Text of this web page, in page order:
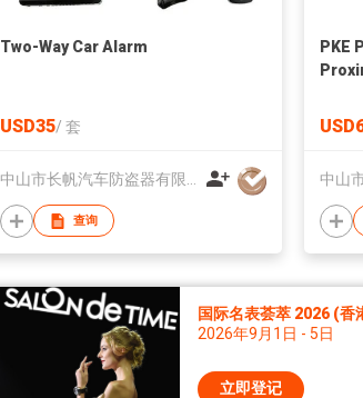
Two-Way Car Alarm
USD35/ 套
查询
PKE
国际名表荟萃 2026 (香
2026年9月1日 - 5日
立即登记